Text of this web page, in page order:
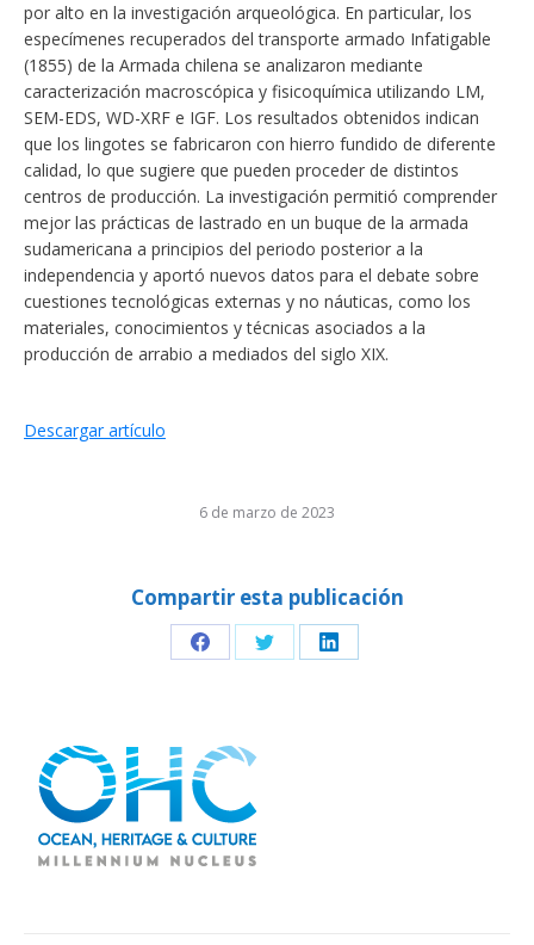
por alto en la investigación arqueológica. En particular, los
especímenes recuperados del transporte armado Infatigable
(1855) de la Armada chilena se analizaron mediante
caracterización macroscópica y fisicoquímica utilizando LM,
SEM-EDS, WD-XRF e IGF. Los resultados obtenidos indican
que los lingotes se fabricaron con hierro fundido de diferente
calidad, lo que sugiere que pueden proceder de distintos
centros de producción. La investigación permitió comprender
mejor las prácticas de lastrado en un buque de la armada
sudamericana a principios del periodo posterior a la
independencia y aportó nuevos datos para el debate sobre
cuestiones tecnológicas externas y no náuticas, como los
materiales, conocimientos y técnicas asociados a la
producción de arrabio a mediados del siglo XIX.
Descargar artículo
6 de marzo de 2023
Compartir esta publicación
Share Share Share